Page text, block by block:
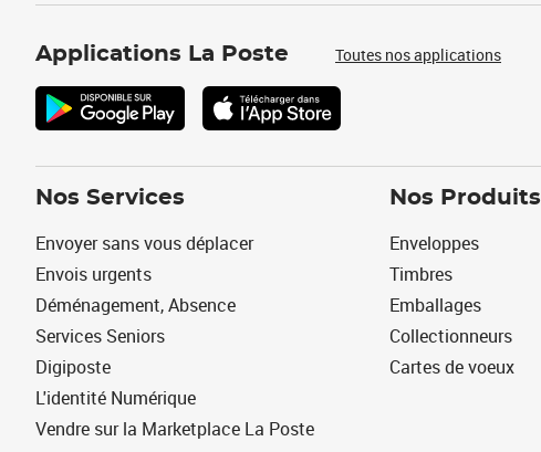
Applications La Poste Toutes nos applications
Nos Services
Envoyer sans vous déplacer
Envois urgents
Déménagement, Absence
Services Seniors
Digiposte
L'identité Numérique
Vendre sur la Marketplace La Poste
Nos Produits
Enveloppes
Timbres
Emballages
Collectionneurs
Cartes de voeux